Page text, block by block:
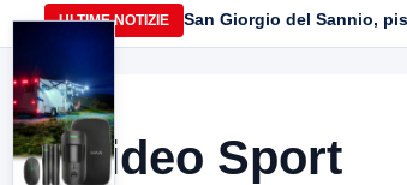
ULTIME NOTIZIE Asia Benevento:
Video Sport